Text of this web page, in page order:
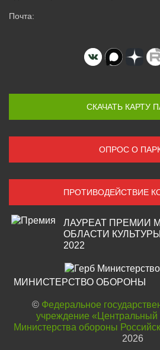
Почта:
СКАЧАТЬ КАРТУ
ОПРОС О
ПРОТИВОДЕЙСТВИЕ
ЛАУРЕАТ ПРЕМИИ
ОБЛАСТИ
2022
МИНИСТЕРСТВО ОБОРОНЫ
© Федеральное
учреждение «Центральный
Министерства обороны
2026